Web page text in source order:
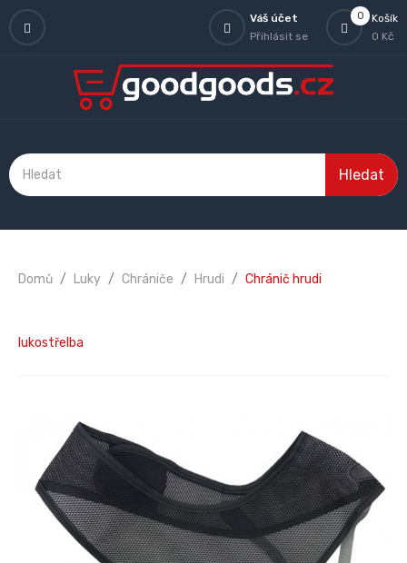
0
Košík
0 Kč
Váš účet
Přihlásit se
Hledat
Domů Luky Chrániče Hrudi Chránič hrudi
lukostřelba